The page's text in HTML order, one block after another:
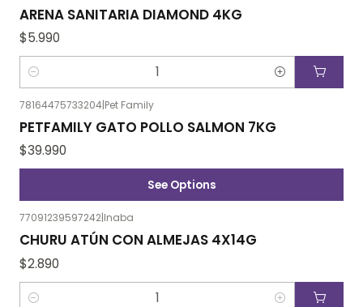
ARENA SANITARIA DIAMOND 4KG
$5.990
Cantidad
78164475733204|Pet Family
PETFAMILY GATO POLLO SALMON 7KG
$39.990
See Options
77091239597242|Inaba
CHURU ATÚN CON ALMEJAS 4X14G
$2.890